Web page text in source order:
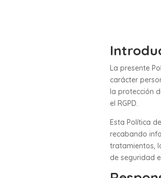
La presente
carácter
la protección
el RGPD.
Esta Política
recabando
tratamientos,
de seguridad